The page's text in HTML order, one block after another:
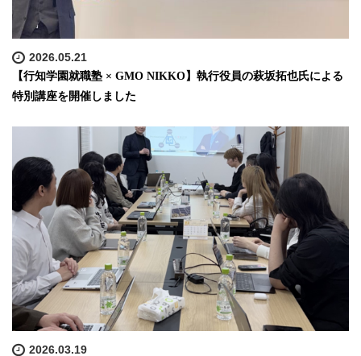
2026.05.21
【行知学園就職塾 × GMO NIKKO】執行役員の萩坂拓也氏による
特別講座を開催しました
2026.03.19